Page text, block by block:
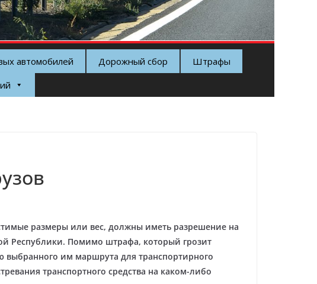
автомобилей Дорожный сбор
Штрафы
размеры или вес, должны иметь разрешение на
Республики. Помимо штрафа, который грозит
выбранного им маршрута для транспортирного
транспортного средства на каком-либо